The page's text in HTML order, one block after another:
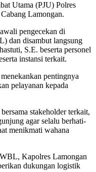
Utama (PJU) Polres
Lamongan.
pengecekan di
dan disambut langsung
S.E. beserta personel
instansi terkait.
pentingnya
pelayanan kepada
stakeholder terkait,
agar selalu berhati-
menikmati wahana
Kapolres Lamongan
dukungan logistik